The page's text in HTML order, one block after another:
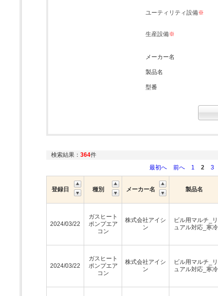
ユーティリティ設備※
生産設備※
メーカー名
製品名
型番
検索結果： 364件
最初へ
前へ 1 2 3
登録日 種別 メーカー名 製品名
2024/03/22
ガスヒート
ポンプエア
コン
株式会社アイシ
ン
ビル用マルチ_
ュアル対応_寒
2024/03/22
ガスヒート
ポンプエア
コン
株式会社アイシ
ン
ビル用マルチ_
ュアル対応_寒